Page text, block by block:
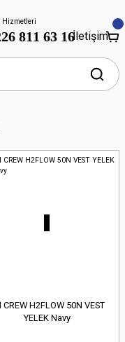
Hizmetleri
811 63 16İletişim
CREW H2FLOW 50N VEST
YELEK Navy